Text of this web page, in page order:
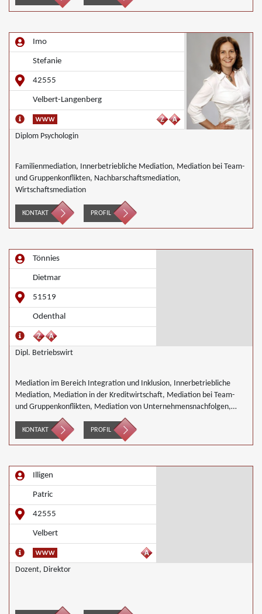
Imo
Stefanie
42555
Velbert-Langenberg
Diplom Psychologin
Familienmediation, Innerbetriebliche Mediation, Mediation bei Team-
und Gruppenkonflikten, Nachbarschaftsmediation,
Wirtschaftsmediation
KONTAKT PROFIL
Tönnies
Dietmar
51519
Odenthal
Dipl. Betriebswirt
Mediation im Bereich Integration und Inklusion, Innerbetriebliche
Mediation, Mediation in der Kreditwirtschaft, Mediation bei Team-
und Gruppenkonflikten, Mediation von Unternehmensnachfolgen,
Wirtschaftsmediation
KONTAKT PROFIL
Illigen
Patric
42555
Velbert
Dozent, Direktor